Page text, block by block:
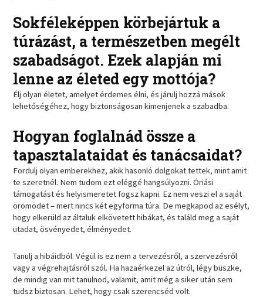
Sokféleképpen körbejártuk a
túrázást, a természetben megélt
szabadságot. Ezek alapján mi
lenne az életed egy mottója?
Élj olyan életet, amelyet érdemes élni, és járulj hozzá mások
lehetőségéhez, hogy biztonságosan kimenjenek a szabadba.
Hogyan foglalnád össze a
tapasztalataidat és tanácsaidat?
Fordulj olyan emberekhez, akik hasonló dolgokat tettek, mint amit
te szeretnél. Nem tudom ezt eléggé hangsúlyozni. Óriási
támogatást és helyismeretet fogsz kapni. Ez nem veszi el a saját
örömödet – mert nincs két egyforma túra. De megkapod az esélyt,
hogy elkerüld az általuk elkövetett hibákat, és találd meg a saját
utadat, ösvényedet, élményedet.
Tanulj a hibáidból. Végül is ez nem a tervezésről, a szervezésről
vagy a végrehajtásról szól. Ha hazaérkezel az útról, légy büszke,
de mindig van mit tanulnod, valamit, amit még a siker után sem
tudsz biztosan. Lehet, hogy csak szerencséd volt.